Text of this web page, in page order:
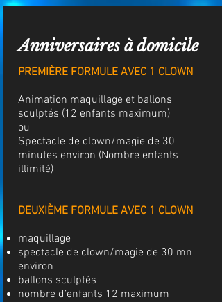
Anniversaires à domicile
PREMIÈRE FORMULE AVEC 1 CLOWN
Animation maquillage et ballons
sculptés (12 enfants maximum)
ou
Spectacle de clown/magie de 30
minutes environ (Nombre enfants
illimité)
DEUXIÈME FORMULE AVEC 1 CLOWN
maquillage
spectacle de clown/magie de 30 mn
environ
ballons sculptés
nombre d’enfants 12 maximum